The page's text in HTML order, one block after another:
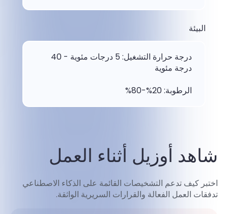
البيئة
درجة حرارة التشغيل: 5 درجات مئوية - 40
درجة مئوية
الرطوبة: 20%-80%
شاهد أوزيل أثناء العمل
اختبر كيف تدعم التشخيصات القائمة على الذكاء الاصطناعي
تدفقات العمل الفعالة والقرارات السريرية الواثقة.